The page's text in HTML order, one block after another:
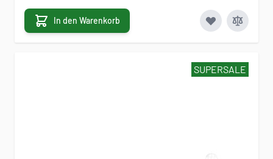
In den Warenkorb
SUPERSALE